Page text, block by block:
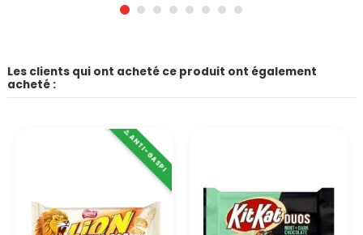
Les clients qui ont acheté ce produit ont également
acheté :
⚠️ ANTI-GASPI